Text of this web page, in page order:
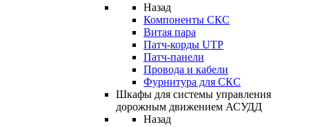
Назад
Компоненты СКС
Витая пара
Патч-корды UTP
Патч-панели
Провода и кабели
Фурнитура для СКС
Шкафы для системы управления
дорожным движением АСУДД
Назад